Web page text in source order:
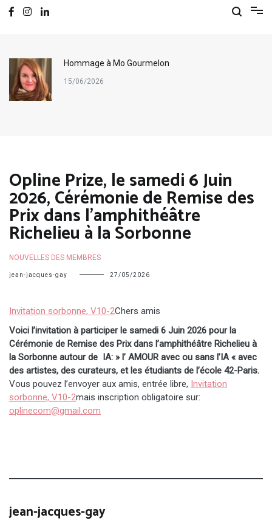
Hommage à Mo Gourmelon
15/06/2026
Opline Prize, le samedi 6 Juin
2026, Cérémonie de Remise des
Prix dans l’amphithéâtre
Richelieu à la Sorbonne
NOUVELLES DES MEMBRES
jean-jacques-gay 27/05/2026
Invitation sorbonne, V10-2Chers amis
Voici l’invitation à participer le samedi 6 Juin 2026 pour la
Cérémonie de Remise des Prix dans l’amphithéâtre Richelieu à
la Sorbonne autour de IA: » l’ AMOUR avec ou sans l’IA « avec
des artistes, des curateurs, et les étudiants de l’école 42-Paris.
Vous pouvez l’envoyer aux amis, entrée libre, Invitation
sorbonne, V10-2mais inscription obligatoire sur:
oplinecom@gmail.com
jean-jacques-gay